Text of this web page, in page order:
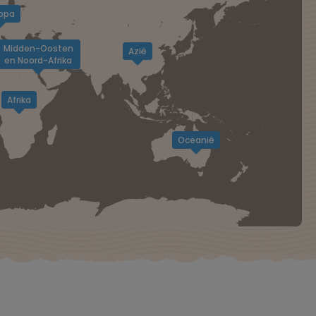
Azië
Afrika
Midden-Oosten
en Noord-Afrika
Oceanië